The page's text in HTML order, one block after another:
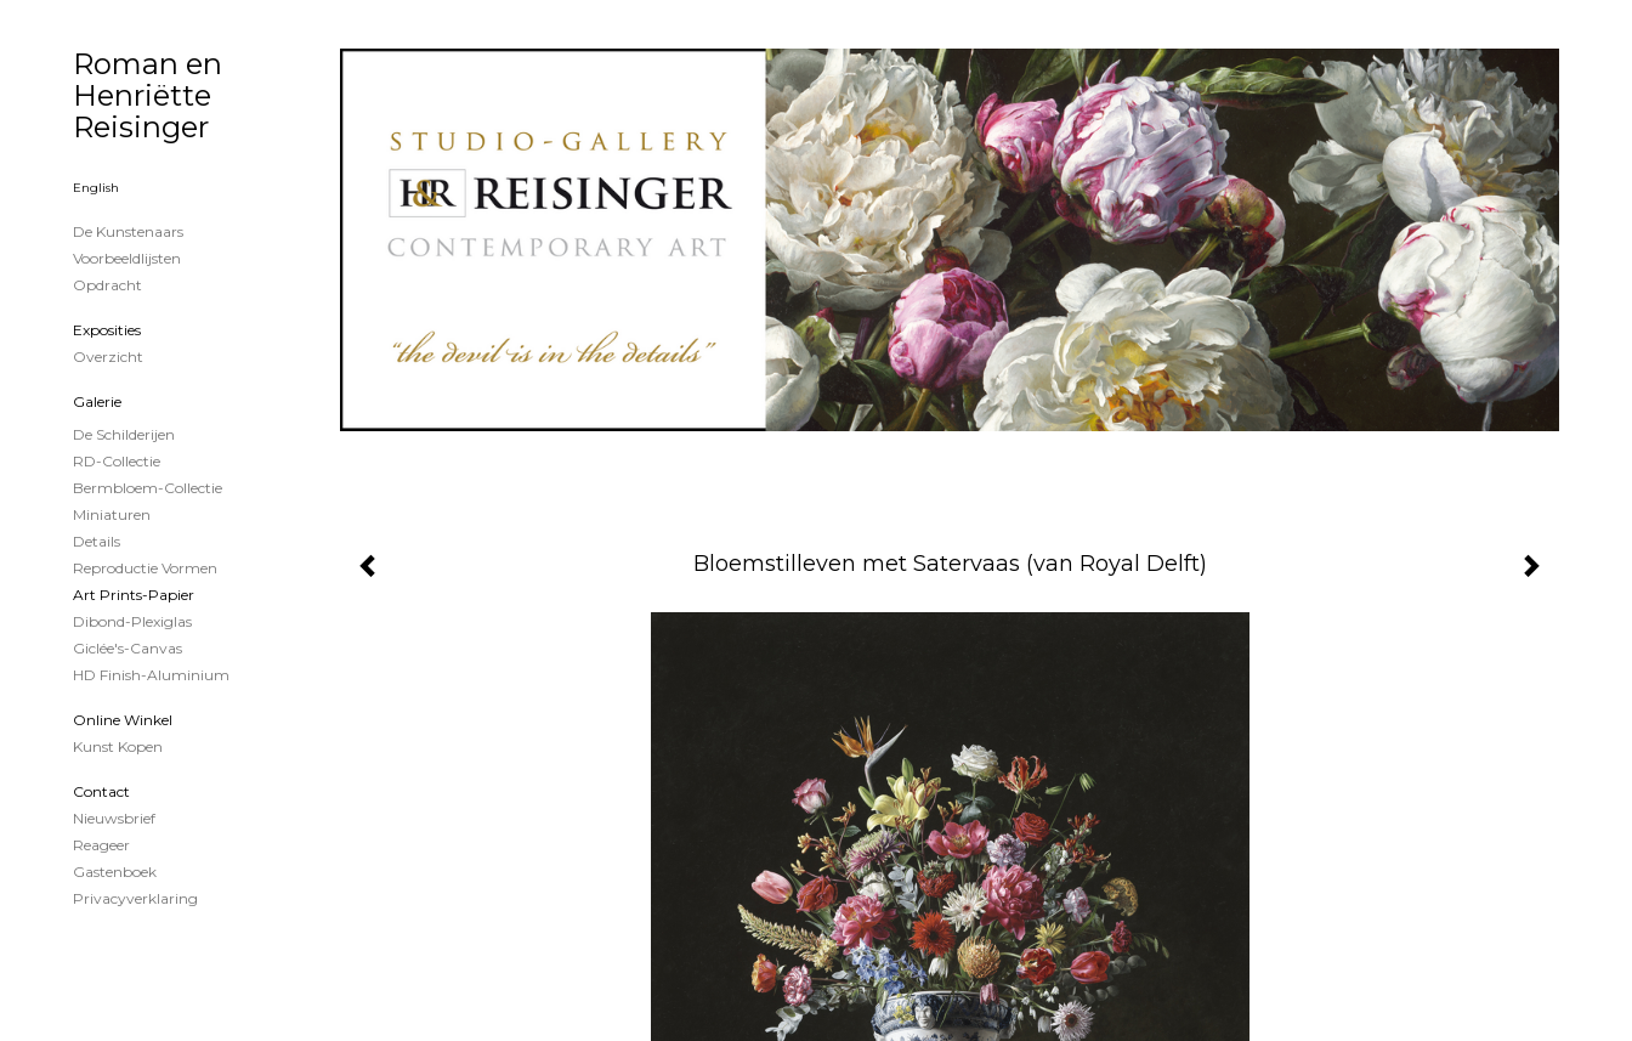
Bloemstilleven met Satervaas (van Royal Delft)
Roman en
Henriëtte
Reisinger
English
De Kunstenaars
Voorbeeldlijsten
Opdracht
Exposities
Overzicht
Galerie
De Schilderijen
RD-Collectie
Bermbloem-Collectie
Miniaturen
Details
Reproductie Vormen
Art Prints-Papier
Dibond-Plexiglas
Giclée's-Canvas
HD Finish-Aluminium
Online Winkel
Kunst Kopen
Contact
Nieuwsbrief
Reageer
Gastenboek
Privacyverklaring